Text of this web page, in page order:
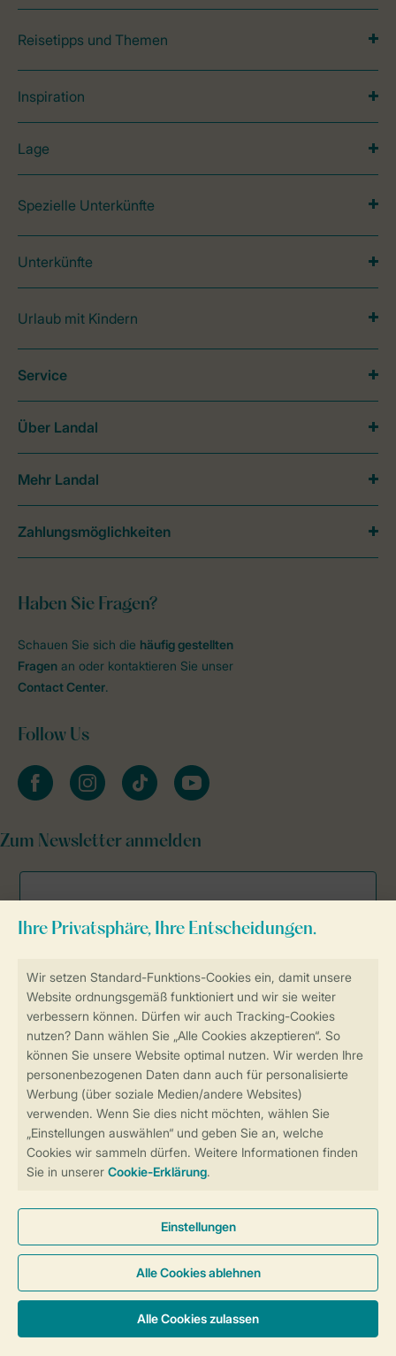
Sicherstellung Deiner Privatsphäre
Weitere Informationen und Einstellungen
Sicher und schnell zur Online-Buchung
Sichere Datenübertragung
Sicheres Bezahlen
Reisetipps und Themen
Inspiration
Lage
Spezielle Unterkünfte
Unterkünfte
Urlaub mit Kindern
Haben Sie Fragen?
Schauen Sie sich die häufig gestellten
Fragen an oder kontaktieren Sie unser
Contact Center.
Follow Us
facebookinstagramtiktok youtube
Zum Newsletter anmelden
Service
Über Landal
Mehr Landal
Zahlungsmöglichkeiten
Allgemeine Bedingungen Impressum
Cookies und Banner
Barrierefreiheit